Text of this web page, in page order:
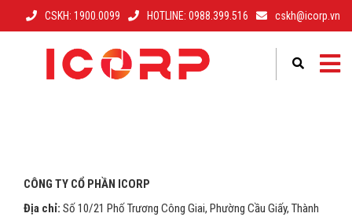
CSKH: 1900.0099 HOTLINE: 0988.399.516 cskh@icorp.vn
CÔNG TY CỔ PHẦN ICORP
Địa chỉ: Số 10/21 Phố Trương Công Giai, Phường Cầu Giấy, Thành
–
Họ và tên
–
Tên công ty